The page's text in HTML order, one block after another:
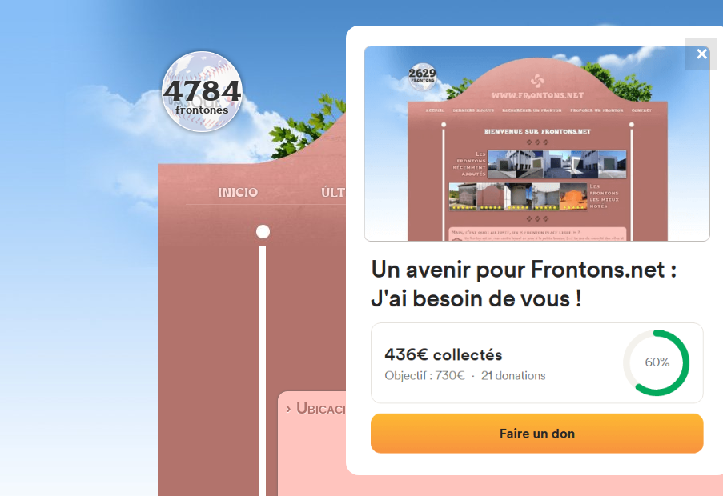
FRONTONS.NET
INICIO ÚLTIMOS BUSCAR UN FRONTÓN AÑADIR UN
4784
frontones
64500 Saint-Jean-de-Luz, Francia
16 D810
#740
Localización|Fotos|Comentarios y reseñas
› Ubicación del frontón
✕